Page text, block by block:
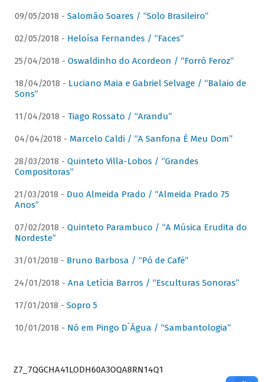
09/05/2018 - Salomão Soares / “Solo Brasileiro”
02/05/2018 - Heloísa Fernandes / “Faces”
25/04/2018 - Oswaldinho do Acordeon / “Forró Feroz”
18/04/2018 - Luciano Maia e Gabriel Selvage / “Balaio de
Sons”
11/04/2018 - Tiago Rossato / “Arandu”
04/04/2018 - Marcelo Caldi / “A Sanfona É Meu Dom”
28/03/2018 - Quinteto Villa-Lobos / “Grandes
Compositoras”
21/03/2018 - Duo Almeida Prado / “Almeida Prado 75
Anos”
07/02/2018 - Quinteto Parambuco / “A Música Erudita do
Nordeste”
31/01/2018 - Bruno Barbosa / “Pó de Café”
24/01/2018 - Ana Letícia Barros / “Esculturas Sonoras”
17/01/2018 - Sopro 5
10/01/2018 - Nó em Pingo D´Água / “Sambantologia”
Z7_7QGCHA41LODH60A3OQA8RN14Q1